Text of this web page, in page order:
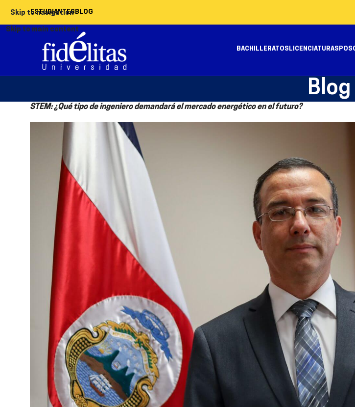
Skip to navigation
Skip to main content
ESTUDIANTES BLOG
BACHILLERATOS LICENCIATURAS
Blog
STEM: ¿Qué tipo de ingeniero demandará el mercado energético en el futuro?